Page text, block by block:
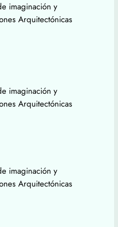
imaginación y
Arquitectónicas
imaginación y
Arquitectónicas
imaginación y
Arquitectónicas